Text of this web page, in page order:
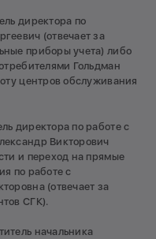
директора по
(отвечает за
приборы учета) либо
Гольдман
центров обслуживания
директора по работе с
Викторович
и переход на прямые
по работе с
(отвечает за
СГК).
начальника